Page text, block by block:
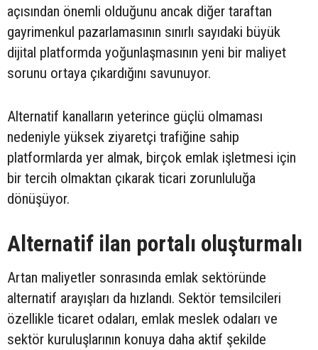
açısından önemli olduğunu ancak diğer taraftan
gayrimenkul pazarlamasının sınırlı sayıdaki büyük
dijital platformda yoğunlaşmasının yeni bir maliyet
sorunu ortaya çıkardığını savunuyor.
Alternatif kanalların yeterince güçlü olmaması
nedeniyle yüksek ziyaretçi trafiğine sahip
platformlarda yer almak, birçok emlak işletmesi için
bir tercih olmaktan çıkarak ticari zorunluluğa
dönüşüyor.
Alternatif ilan portalı oluşturmalı
Artan maliyetler sonrasında emlak sektöründe
alternatif arayışları da hızlandı. Sektör temsilcileri
özellikle ticaret odaları, emlak meslek odaları ve
sektör kuruluşlarının konuya daha aktif şekilde